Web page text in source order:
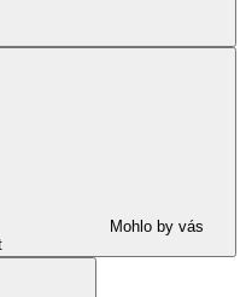
Mohlo by vás